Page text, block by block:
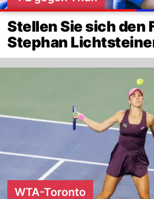
Stellen Sie sich den
Stephan
WTA-Toronto